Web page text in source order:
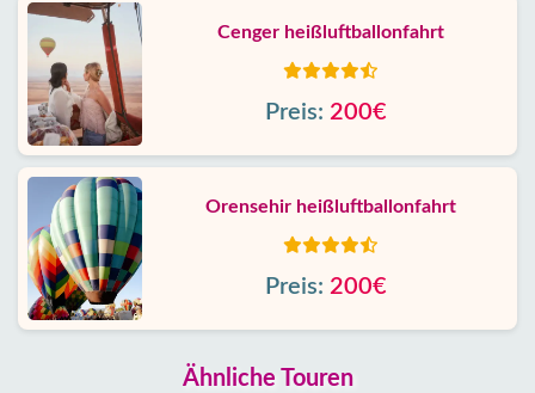
Cenger heißluftballonfahrt
Preis: 200€
Orensehir heißluftballonfahrt
Preis: 200€
Ähnliche Touren